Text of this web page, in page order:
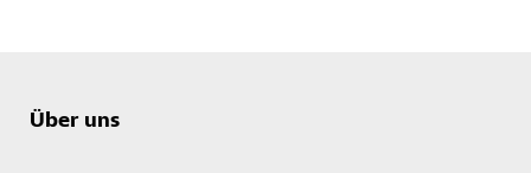
Über uns